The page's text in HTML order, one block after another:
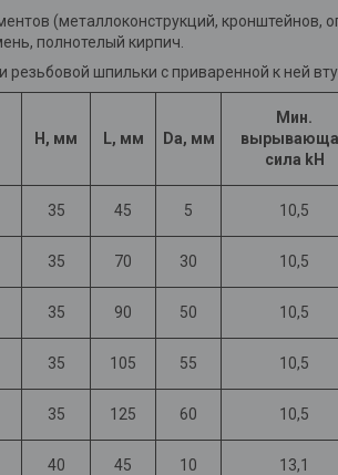
(металлоконструкций, кронштейнов,
полнотелый кирпич.
шпильки с приваренной к ней
H, мм L, мм Da, мм
Мин.
сила kH
35 45 5 10,5
35 70 30 10,5
35 90 50 10,5
35 105 55 10,5
35 125 60 10,5
40 45 10 13,1